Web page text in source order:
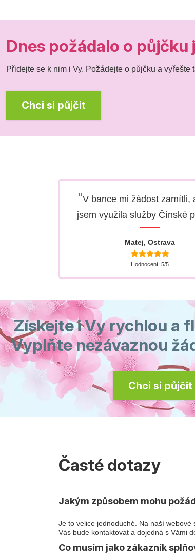
Dnes požádalo o půjčku
Přidejte se k nim i Vy. Požádejte o půjčku a vyřešte
Chci si půjčit
"V bance mi žádost zamítli,
jsem využila služby Čínské
Matej, Ostrava
Hodnocení: 5/5
Získejte i Vy rychlou a
Vyplňte nezávaznou
Chci si půjčit
Časté dotazy
Jakým způsobem mohu
Je to velice jednoduché. Na naší webové
Vás bude kontaktovat a dojedná s Vámi
Co musím jako zákazník